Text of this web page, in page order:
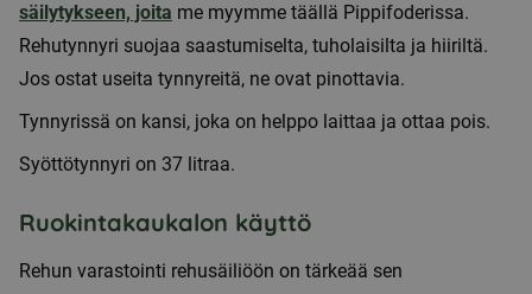
säilytykseen, joita me myymme täällä Pippifoderissa.
Rehutynnyri suojaa saastumiselta, tuholaisilta ja hiiriltä.
Jos ostat useita tynnyreitä, ne ovat pinottavia.
Tynnyrissä on kansi, joka on helppo laittaa ja ottaa pois.
Syöttötynnyri on 37 litraa.
Ruokintakaukalon käyttö
Rehun varastointi rehusäiliöön on tärkeää sen